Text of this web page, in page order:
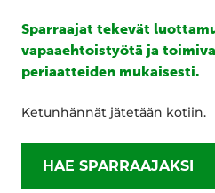
Sparraajat tekevät
vapaaehtoistyötä ja
periaatteiden mukaisesti.
Ketunhännät jätetään kotiin.
HAE SPARRAAJAKSI